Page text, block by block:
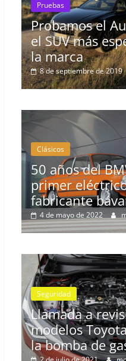
Q8 50 TDI:
de
Nacho 0
El
16
1602: el
del
mospotter84 0
La
3
en varios
y Lexus por
gasolina
mospotter84 0
0